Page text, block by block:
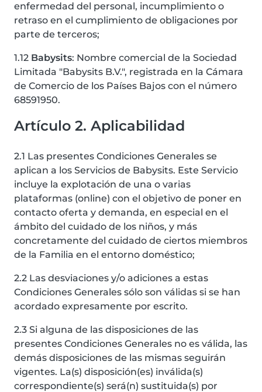
enfermedad del personal, incumplimiento o
retraso en el cumplimiento de obligaciones por
parte de terceros;
1.12 Babysits: Nombre comercial de la Sociedad
Limitada "Babysits B.V.", registrada en la Cámara
de Comercio de los Países Bajos con el número
68591950.
Artículo 2. Aplicabilidad
2.1 Las presentes Condiciones Generales se
aplican a los Servicios de Babysits. Este Servicio
incluye la explotación de una o varias
plataformas (online) con el objetivo de poner en
contacto oferta y demanda, en especial en el
ámbito del cuidado de los niños, y más
concretamente del cuidado de ciertos miembros
de la Familia en el entorno doméstico;
2.2 Las desviaciones y/o adiciones a estas
Condiciones Generales sólo son válidas si se han
acordado expresamente por escrito.
2.3 Si alguna de las disposiciones de las
presentes Condiciones Generales no es válida, las
demás disposiciones de las mismas seguirán
vigentes. La(s) disposición(es) inválida(s)
correspondiente(s) será(n) sustituida(s) por